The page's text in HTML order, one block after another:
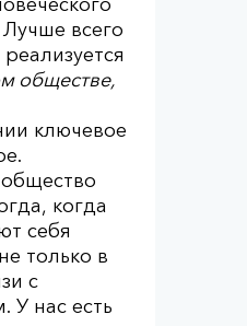
всего
обществе,
ключевое
когда
себя
только в
с
У нас есть